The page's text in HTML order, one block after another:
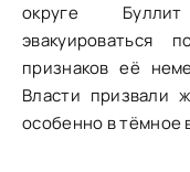
округе
признаков её
Власти призвали
особенно в тёмное